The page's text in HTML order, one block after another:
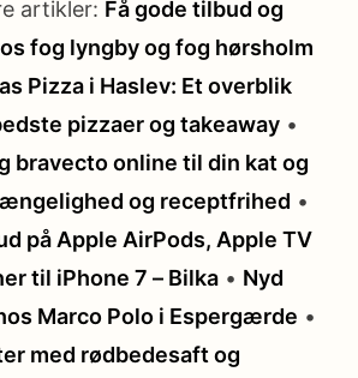
artikler: Få gode tilbud og
fog lyngby og fog hørsholm
Pizza i Haslev: Et overblik
pizzaer og takeaway •
bravecto online til din kat og
og receptfrihed •
på Apple AirPods, Apple TV
til iPhone 7 – Bilka • Nyd
Marco Polo i Espergærde •
med rødbedesaft og